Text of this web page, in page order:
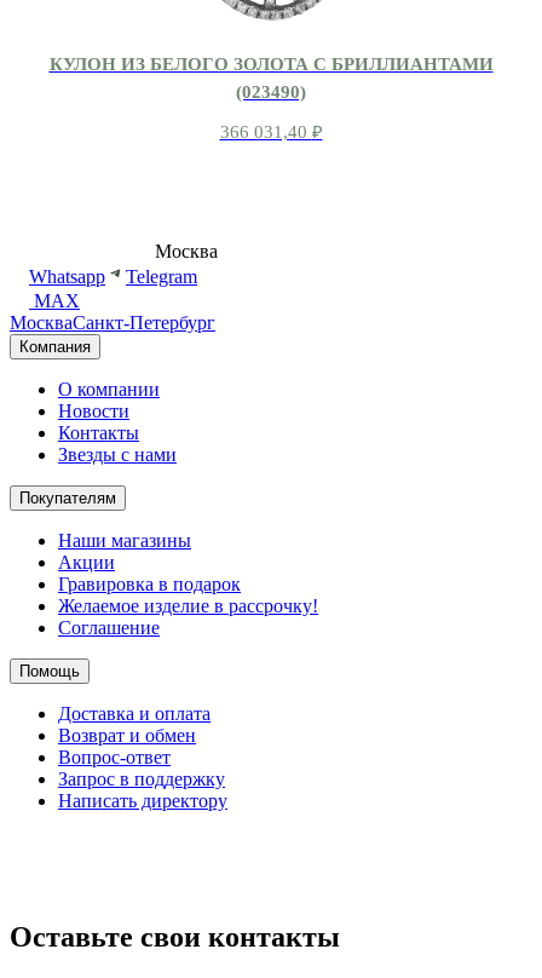
КУЛОН ИЗ БЕЛОГО ЗОЛОТА С БРИЛЛИАНТАМИ
(023490)
366 031,40 ₽
Москва
Whatsapp
Telegram
MAX
МоскваСанкт-Петербург
Компания
О компании
Новости
Контакты
Звезды с нами
Покупателям
Наши магазины
Акции
Гравировка в подарок
Желаемое изделие в рассрочку!
Соглашение
Помощь
Доставка и оплата
Возврат и обмен
Вопрос-ответ
Запрос в поддержку
Написать директору
Оставьте свои контакты